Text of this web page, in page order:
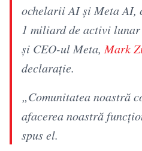
ochelarii AI și Meta AI,
1 miliard de activi
și CEO-ul Meta,Mark
declarație.
„Comunitatea noastră
afacerea noastră
spus el.